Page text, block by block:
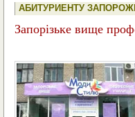
АБИТУРИЕНТУ
Запорізьке вище